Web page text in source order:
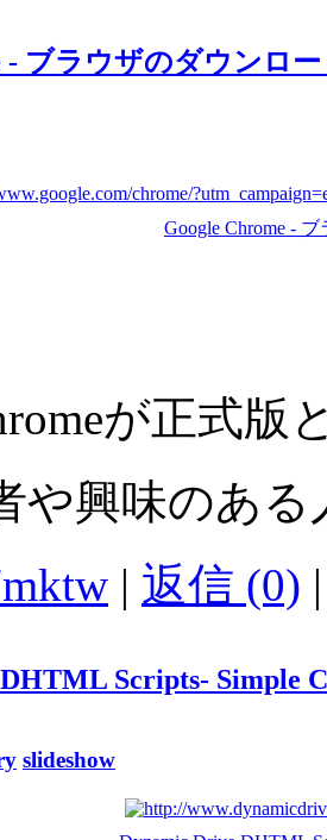
- ブラウザのダウンロ
Google Chrome -
が正式版
や興味のあ
| 返信 (0)
Scripts- Simple
slideshow